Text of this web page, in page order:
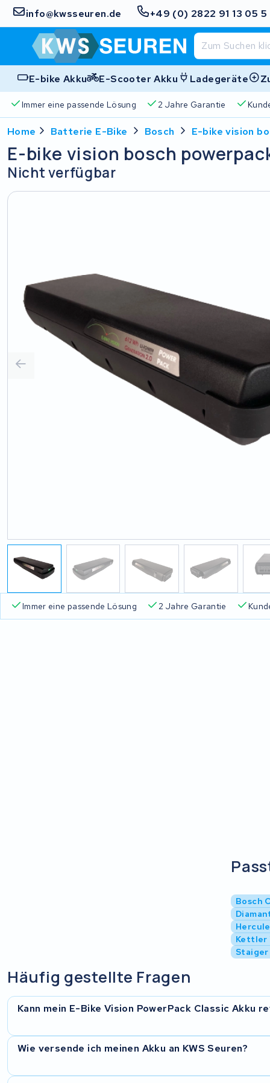
info@kwsseuren.de +49 (0) 2822 91 13 05 5
E-bike Akku E-Scooter Akku Ladegeräte
Immer eine passende Lösung 2 Jahre Garantie
Home Batterie E-Bike Bosch E-bike vision
E-bike vision bosch
Nicht verfügbar
Immer eine passende Lösung 2 Jahre Garantie
Bosch
Kettler
Staiger
Häufig gestellte Fragen
Kann mein E-Bike Vision PowerPack Classic Akku
Ja, in den meisten Fallen konnen wir deinen E-Bike Vision
revidieren. Wir prufen den Akku nach Eingang und
bei schweren Gehauseschaden oder defekter Elektronik
Wie versende ich meinen Akku an KWS Seuren?